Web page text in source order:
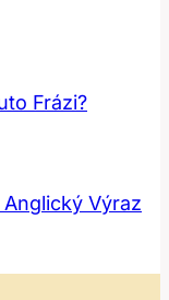
Frázi?
Výraz